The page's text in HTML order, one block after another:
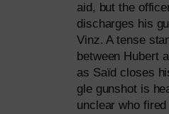
aid, but the
dischar­ges his
Vinz. A ten­se
bet­ween Hubert
as Saïd clo­ses
gle gunshot is
unclear who